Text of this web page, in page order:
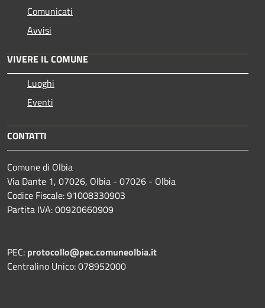
Comunicati
Avvisi
VIVERE IL COMUNE
Luoghi
Eventi
CONTATTI
Comune di Olbia
Via Dante 1, 07026, Olbia - 07026 - Olbia
Codice Fiscale: 91008330903
Partita IVA: 00920660909
PEC: protocollo@pec.comuneolbia.it
Centralino Unico: 078952000